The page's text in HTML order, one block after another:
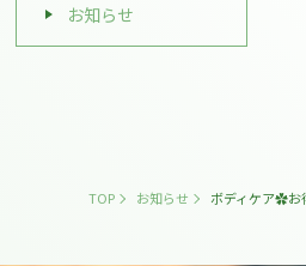
お知らせ
TOP お知らせ